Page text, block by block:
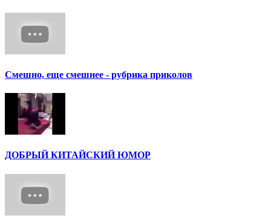
Смешно, еще смешнее - рубрика приколов
ДОБРЫЙ КИТАЙСКИЙ ЮМОР